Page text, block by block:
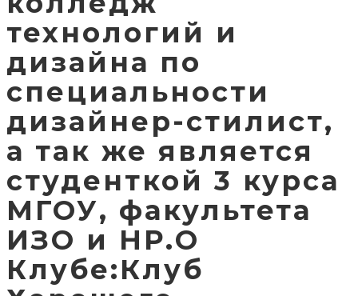
технологий и
дизайна по
специальности
дизайнер-стилист,
а так же является
студенткой 3 курса
МГОУ, факультета
ИЗО и НР.О
Клубе:Клуб